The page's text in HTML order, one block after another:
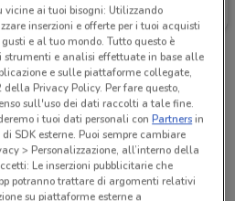
ai tuoi bisogni: Utilizzando
inserzioni e offerte per i tuoi acquisti
e al tuo mondo. Tutto questo è
strumenti e analisi effettuate in base alle
e sulle piattaforme collegate,
Privacy Policy. Per fare questo,
sull'uso dei dati raccolti a tale fine.
i tuoi dati personali conPartnersin
SDK esterne. Puoi sempre cambiare
> Personalizzazione, all’interno della
Le inserzioni pubblicitarie che
potranno trattare di argomenti relativi
su piattaforme esterne a